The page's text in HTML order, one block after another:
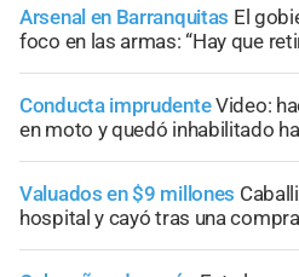
Arsenal en Barranquitas El
foco en las armas: “Hay que
Conducta imprudenteVideo:
en moto y quedó inhabilitado
Valuados en $9 millones
hospital y cayó tras una